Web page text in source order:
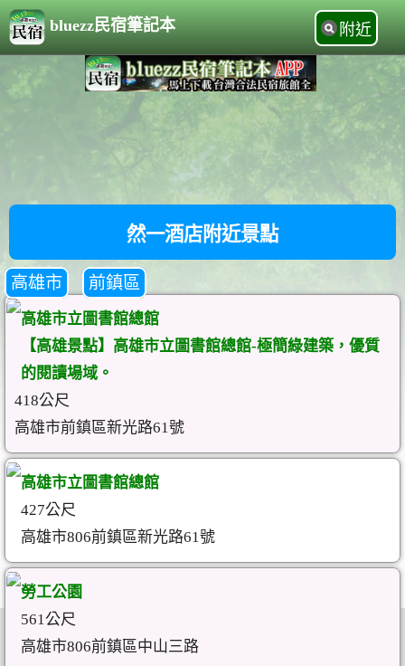
bluezz民宿筆記本 附近
然一酒店附近景點
高雄市 前鎮區
高雄市立圖書館總館
【高雄景點】高雄市立圖書館總館-極簡綠建築，優質
的閱讀場域。
418公尺
高雄市前鎮區新光路61號
高雄市立圖書館總館
427公尺
高雄市806前鎮區新光路61號
勞工公園
561公尺
高雄市806前鎮區中山三路